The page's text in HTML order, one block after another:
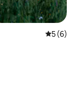
平均评分
5 (6)